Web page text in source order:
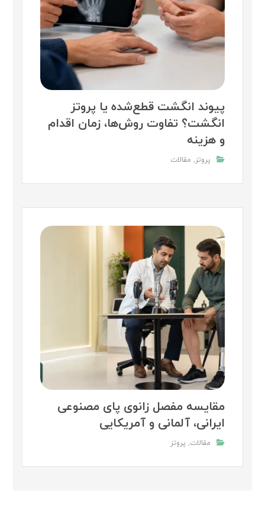
پیوند انگشت قطع‌شده یا پروتز
انگشت؟ تفاوت روش‌ها، زمان اقدام
و هزینه
پروتز, مقالات
مقایسه مفصل زانوی پای مصنوعی
ایرانی، آلمانی و آمریکایی
مقالات, پروتز